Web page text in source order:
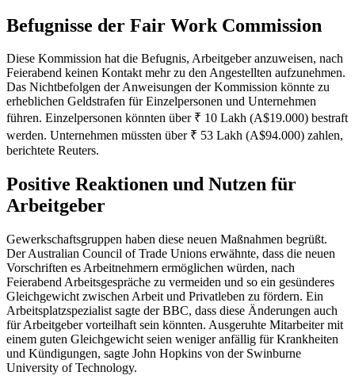
Befugnisse der Fair Work Commission
Diese Kommission hat die Befugnis, Arbeitgeber anzuweisen, nach
Feierabend keinen Kontakt mehr zu den Angestellten aufzunehmen.
Das Nichtbefolgen der Anweisungen der Kommission könnte zu
erheblichen Geldstrafen für Einzelpersonen und Unternehmen
führen. Einzelpersonen könnten über ₹ 10 Lakh (A$19.000) bestraft
werden. Unternehmen müssten über ₹ 53 Lakh (A$94.000) zahlen,
berichtete Reuters.
Positive Reaktionen und Nutzen für
Arbeitgeber
Gewerkschaftsgruppen haben diese neuen Maßnahmen begrüßt.
Der Australian Council of Trade Unions erwähnte, dass die neuen
Vorschriften es Arbeitnehmern ermöglichen würden, nach
Feierabend Arbeitsgespräche zu vermeiden und so ein gesünderes
Gleichgewicht zwischen Arbeit und Privatleben zu fördern. Ein
Arbeitsplatzspezialist sagte der BBC, dass diese Änderungen auch
für Arbeitgeber vorteilhaft sein könnten. Ausgeruhte Mitarbeiter mit
einem guten Gleichgewicht seien weniger anfällig für Krankheiten
und Kündigungen, sagte John Hopkins von der Swinburne
University of Technology.